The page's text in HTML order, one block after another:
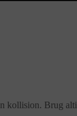
kollision. Brug